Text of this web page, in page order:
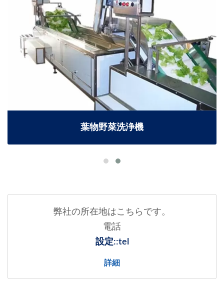
葉物野菜洗浄機
弊社の所在地はこちらです。
電話
設定::tel
詳細